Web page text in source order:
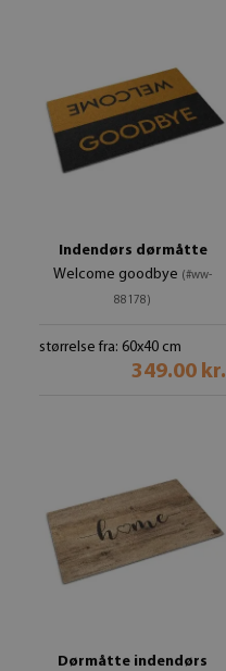
Indendørs dørmåtte
Welcome goodbye (#ww-
88178)
størrelse fra: 60x40 cm
349.00 kr.
Dørmåtte indendørs